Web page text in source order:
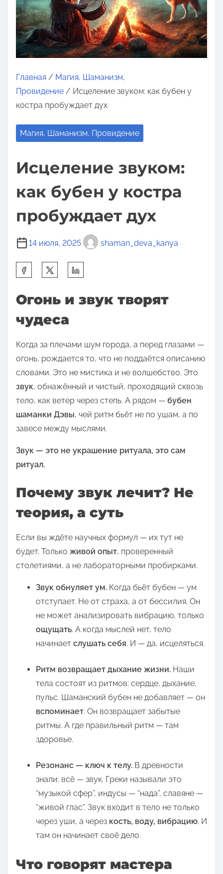
Главная / Магия, Шаманизм,
Провидение / Исцеление звуком: как бубен у
костра пробуждает дух
Магия, Шаманизм, Провидение
Исцеление звуком:
как бубен у костра
пробуждает дух
14 июля, 2025 shaman_deva_kanya
д
л
й
з
с
ь
ю
в
Огонь и звук творят
чудеса
Когда за плечами шум города, а перед глазами —
огонь, рождается то, что не поддаётся описанию
словами. Это не мистика и не волшебство. Это
звук, обнажённый и чистый, проходящий сквозь
тело, как ветер через степь. А рядом — бубен
шаманки Дэвы, чей ритм бьёт не по ушам, а по
завесе между мыслями.
Звук — это не украшение ритуала, это сам
ритуал.
Почему звук лечит? Не
теория, а суть
Если вы ждёте научных формул — их тут не
будет. Только живой опыт, проверенный
столетиями, а не лабораторными пробирками.
Звук обнуляет ум. Когда бьёт бубен — ум
отступает. Не от страха, а от бессилия. Он
не может анализировать вибрацию, только
ощущать. А когда мыслей нет, тело
начинает слушать себя. И — да, исцеляться.
Ритм возвращает дыхание жизни. Наши
тела состоят из ритмов: сердце, дыхание,
пульс. Шаманский бубен не добавляет — он
вспоминает. Он возвращает забытые
ритмы. А где правильный ритм — там
здоровье.
Резонанс — ключ к телу. В древности
знали: всё — звук. Греки называли это
“музыкой сфер”, индусы — “нада”, славяне —
“живой глас”. Звук входит в тело не только
через уши, а через кость, воду, вибрацию. И
там он начинает своё дело.
Что говорят мастера